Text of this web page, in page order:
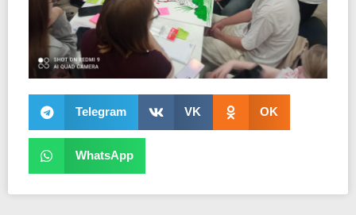
Telegram VK OK
WhatsApp